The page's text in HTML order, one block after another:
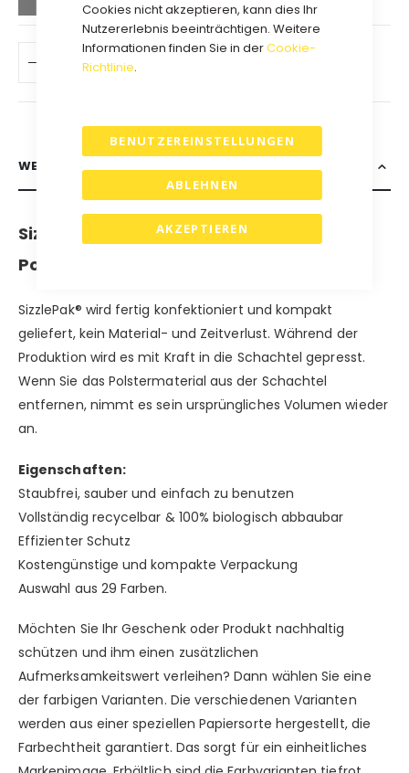
Cookies nicht akzeptieren, kann dies Ihr
Nutzererlebnis beeinträchtigen. Weitere
Informationen finden Sie in derCookie-
Richtlinie.
AKZEPTIEREN
BENUTZEREINSTELLUNGEN
ABLEHNEN
WEITERE INFORMATIONEN
SizzlePak - Luxuriöses und haltbares
Polstermaterial für Ihre Geschenke.
SizzlePak® wird fertig konfektioniert und kompakt
geliefert, kein Material- und Zeitverlust. Während der
Produktion wird es mit Kraft in die Schachtel gepresst.
Wenn Sie das Polstermaterial aus der Schachtel
entfernen, nimmt es sein ursprüngliches Volumen wieder
an.
Eigenschaften:
Staubfrei, sauber und einfach zu benutzen
Vollständig recycelbar & 100% biologisch abbaubar
Effizienter Schutz
Kostengünstige und kompakte Verpackung
Auswahl aus 29 Farben.
Möchten Sie Ihr Geschenk oder Produkt nachhaltig
schützen und ihm einen zusätzlichen
Aufmerksamkeitswert verleihen? Dann wählen Sie eine
der farbigen Varianten. Die verschiedenen Varianten
werden aus einer speziellen Papiersorte hergestellt, die
Farbechtheit garantiert. Das sorgt für ein einheitliches